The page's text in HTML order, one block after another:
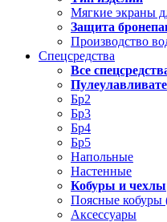
Мягкие экраны
Защита
Производство
Спецсредства
Все
Бр2
Бр3
Бр4
Бр5
Напольные
Настенные
Кобуры и чехлы
Поясные кобуры
Аксессуары